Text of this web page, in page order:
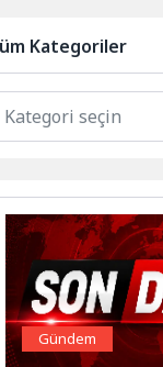
Kategoriler
Gündem